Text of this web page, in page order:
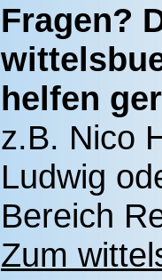
Fragen?
helfen
z.B. Nico
Ludwig
Bereich
Zum